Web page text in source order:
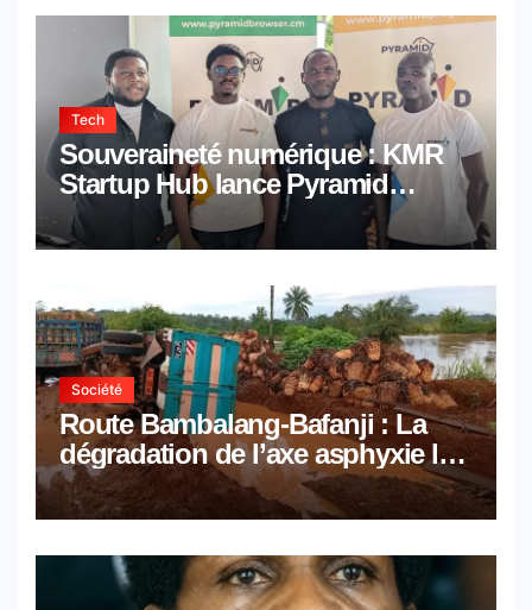
Tech
Souveraineté numérique : KMR
Startup Hub lance Pyramid
Browser et Pyramid Mail, deux
solutions numériques made in
Société
Route Bambalang-Bafanji : La
dégradation de l’axe asphyxie les
activités économiques